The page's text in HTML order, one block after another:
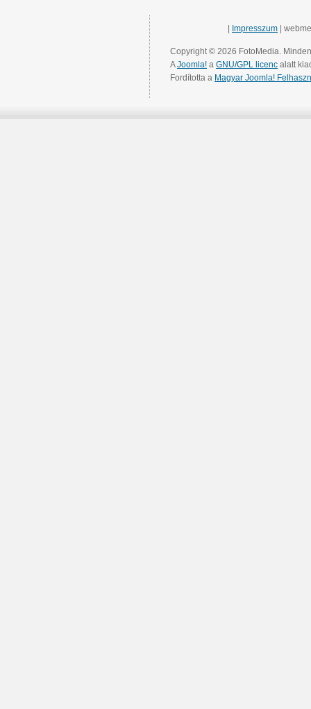
Impresszum |
Copyright © 2026 FotoMedia.
AJoomla! a GNU/GPL licenc alatt
Fordította a Magyar Joomla!